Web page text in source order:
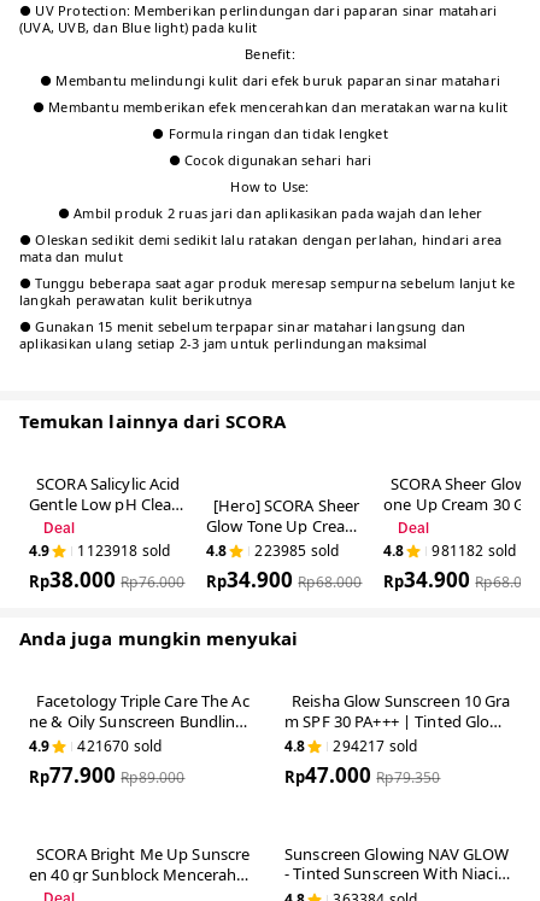
● UV Protection: Memberikan perlindungan dari paparan sinar matahari
(UVA, UVB, dan Blue light) pada kulit
Benefit:
● Membantu melindungi kulit dari efek buruk paparan sinar matahari
● Membantu memberikan efek mencerahkan dan meratakan warna kulit
● Formula ringan dan tidak lengket
● Cocok digunakan sehari hari
How to Use:
● Ambil produk 2 ruas jari dan aplikasikan pada wajah dan leher
● Oleskan sedikit demi sedikit lalu ratakan dengan perlahan, hindari area
mata dan mulut
● Tunggu beberapa saat agar produk meresap sempurna sebelum lanjut ke
langkah perawatan kulit berikutnya
● Gunakan 15 menit sebelum terpapar sinar matahari langsung dan
aplikasikan ulang setiap 2-3 jam untuk perlindungan maksimal
Temukan lainnya dari SCORA
SCORA Salicylic Aci
d Gentle Low pH Cle
anser Sabun Cuci M
uka Oily Acne Prone
Skin Friendly
Deal
4.9 1123918 sold
Rp38.000
[Hero] SCORA She
er Glow Tone Up Cr
eam 30 Gr Tone Up
ecara Natural
4.8 223985sold
Rp34.900
SCORA Sheer Glow
Tone Up Cream 30
Gr Tone Up Viral Me
ncerahkan Secara N
atural
Deal
4.8 981182sold
Rp34.900
Facetology Triple Care The
Acne & Oily Sunscreen Bundl
ing Series
4.9 421670
SCORA Bright Me Up Sunscr
een 40 gr Sunblock Mencera
Reisha Glow Sunscreen 10
Gram SPF 30 PA+++ | Tinted
Glowing Sunscreen IMPROVE
D FORMULA | Tinted Sunscre
4.8 294217
Sunscreen Glowing NAV GLO
W - Tinted Sunscreen With N